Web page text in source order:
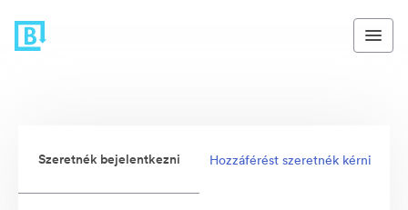
Szeretnék bejelentkezni Hozzáférést szeretnék kérni